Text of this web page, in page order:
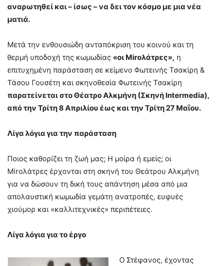
αναρωτηθεί και – ίσως – να δει τον κόσμο με μια νέα
ματιά.
Μετά την ενθουσιώδη ανταπόκριση του κοινού και τη
θερμή υποδοχή της κωμωδίας «οι Miroλάτρες», η
επιτυχημένη παράσταση σε κείμενο Φωτεινής Τσακίρη &
Τάσου Γουσέτη και σκηνοθεσία Φωτεινής Τσακίρη
παρατείνεται στο Θέατρο Αλκμήνη (Σκηνή Intermedia),
από την Τρίτη 8 Απριλίου έως και την Τρίτη 27 Μαΐου.
Λίγα λόγια για την παράσταση
Ποιος καθορίζει τη ζωή μας; Η μοίρα ή εμείς; οι
Miroλάτρες έρχονται στη σκηνή του Θεάτρου Αλκμήνη
για να δώσουν τη δική τους απάντηση μέσα από μια
απολαυστική κωμωδία γεμάτη ανατροπές, ευφυές
χιούμορ και «καλλιτεχνικές» περιπέτειες.
Λίγα λόγια για το έργο
Ο Στέφανος, έχοντας